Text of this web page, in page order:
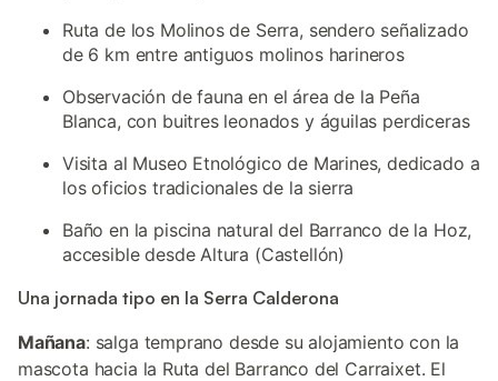
Ruta de los Molinos de Serra, sendero señalizado
de 6 km entre antiguos molinos harineros
Observación de fauna en el área de la Peña
Blanca, con buitres leonados y águilas perdiceras
Visita al Museo Etnológico de Marines, dedicado a
los oficios tradicionales de la sierra
Baño en la piscina natural del Barranco de la Hoz,
accesible desde Altura (Castellón)
Una jornada tipo en la Serra Calderona
Mañana: salga temprano desde su alojamiento con la
mascota hacia la Ruta del Barranco del Carraixet. El